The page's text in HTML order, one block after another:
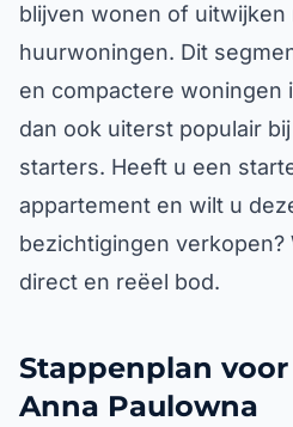
blijven wonen of uitwijken
huurwoningen. Dit
en compactere woningen
dan ook uiterst populair
starters. Heeft u een
appartement en wilt u
bezichtigingen verkopen?
direct en reëel bod.
Stappenplan
Anna Paulowna